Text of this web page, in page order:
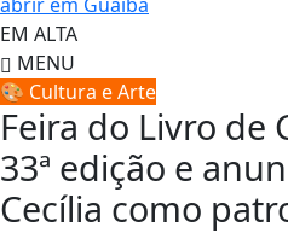
EM ALTA
MENU
🎨 Cultura e Arte
Feira do Livro de
33ª edição e
Cecília como